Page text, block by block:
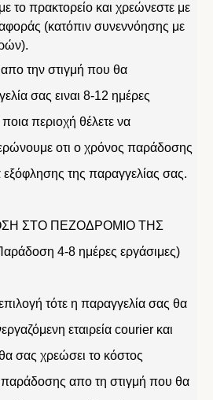
το πρακτορείο και χρεώνεστε με
(κατόπιν συνεννόησης με
την στιγμή που θα
σας ειναι 8-12 ημέρες
περιοχή θέλετε να
οτι ο χρόνος παράδοσης
εξόφλησης της παραγγελίας σας.
ΣΤΟ ΠΕΖΟΔΡΟΜΙΟ ΤΗΣ
4-8 ημέρες εργάσιμες)
τότε η παραγγελία σας θα
εταιρεία courier και
σας χρεώσει το κόστος
απο τη στιγμή που θα